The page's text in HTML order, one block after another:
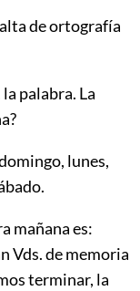
de ortografía
palabra. La
lunes,
mañana es:
Vds. de memoria
terminar, la